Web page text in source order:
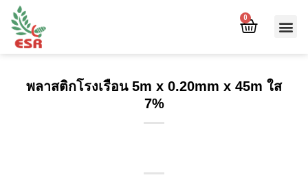
0
พลาสติกโรงเรือน 5m x 0.20mm x 45m ใส
7%